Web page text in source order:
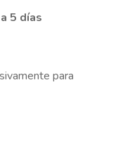
5 días
para